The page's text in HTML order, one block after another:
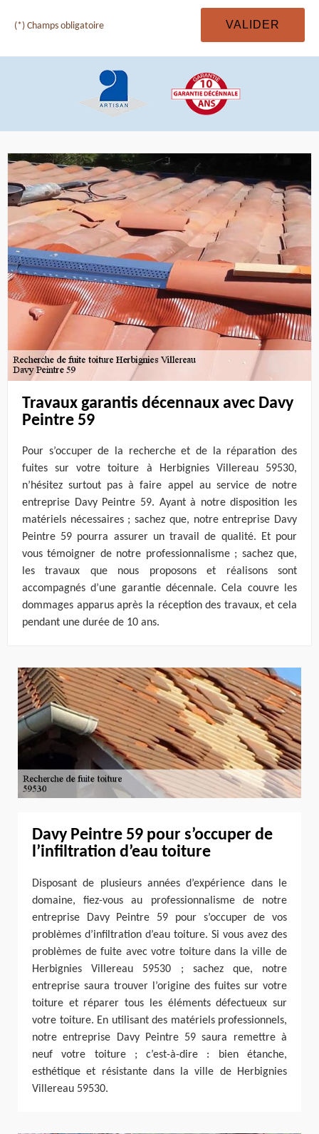
(*) Champs obligatoire
Travaux garantis décennaux avec Davy
Peintre 59
Pour s’occuper de la recherche et de la réparation des
fuites sur votre toiture à Herbignies Villereau 59530,
n’hésitez surtout pas à faire appel au service de notre
entreprise Davy Peintre 59. Ayant à notre disposition les
matériels nécessaires ; sachez que, notre entreprise Davy
Peintre 59 pourra assurer un travail de qualité. Et pour
vous témoigner de notre professionnalisme ; sachez que,
les travaux que nous proposons et réalisons sont
accompagnés d’une garantie décennale. Cela couvre les
dommages apparus après la réception des travaux, et cela
pendant une durée de 10 ans.
Davy Peintre 59 pour s’occuper de
l’infiltration d’eau toiture
Disposant de plusieurs années d’expérience dans le
domaine, fiez-vous au professionnalisme de notre
entreprise Davy Peintre 59 pour s’occuper de vos
problèmes d’infiltration d’eau toiture. Si vous avez des
problèmes de fuite avec votre toiture dans la ville de
Herbignies Villereau 59530 ; sachez que, notre
entreprise saura trouver l’origine des fuites sur votre
toiture et réparer tous les éléments défectueux sur
votre toiture. En utilisant des matériels professionnels,
notre entreprise Davy Peintre 59 saura remettre à
neuf votre toiture ; c’est-à-dire : bien étanche,
esthétique et résistante dans la ville de Herbignies
Villereau 59530.